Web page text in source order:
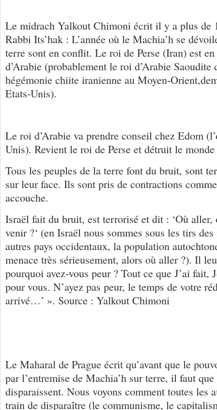
Le midrach Yalkout Chimoni écrit il y a plus de
Rabbi Its’hak : L’année où le Machia’h se
terre sont en conflit. Le roi de Perse (Iran) est
d’Arabie (probablement le roi d’Arabie Saoudite
hégémonie chiite iranienne au Moyen-
Etats-Unis).
Le roi d’Arabie va prendre conseil chez Edom
Unis). Revient le roi de Perse et détruit le
Tous les peuples de la terre font du bruit, sont
sur leur face. Ils sont pris de contractions
accouche.
Israël fait du bruit, est terrorisé et dit : ‘Où
venir ?‘ (en Israël nous sommes sous les tirs
autres pays occidentaux, la population
menace très sérieusement, alors où aller ?). Il
pourquoi avez-vous peur ? Tout ce que J’ai fait,
pour vous. N’ayez pas peur, le temps de votre
arrivé…’ ». Source : Yalkout Chimoni
Le Maharal de Prague écrit qu’avant que le
par l’entremise de Machia’h sur terre, il faut
disparaissent. Nous voyons comment toutes les
train de disparaître (le communisme, le